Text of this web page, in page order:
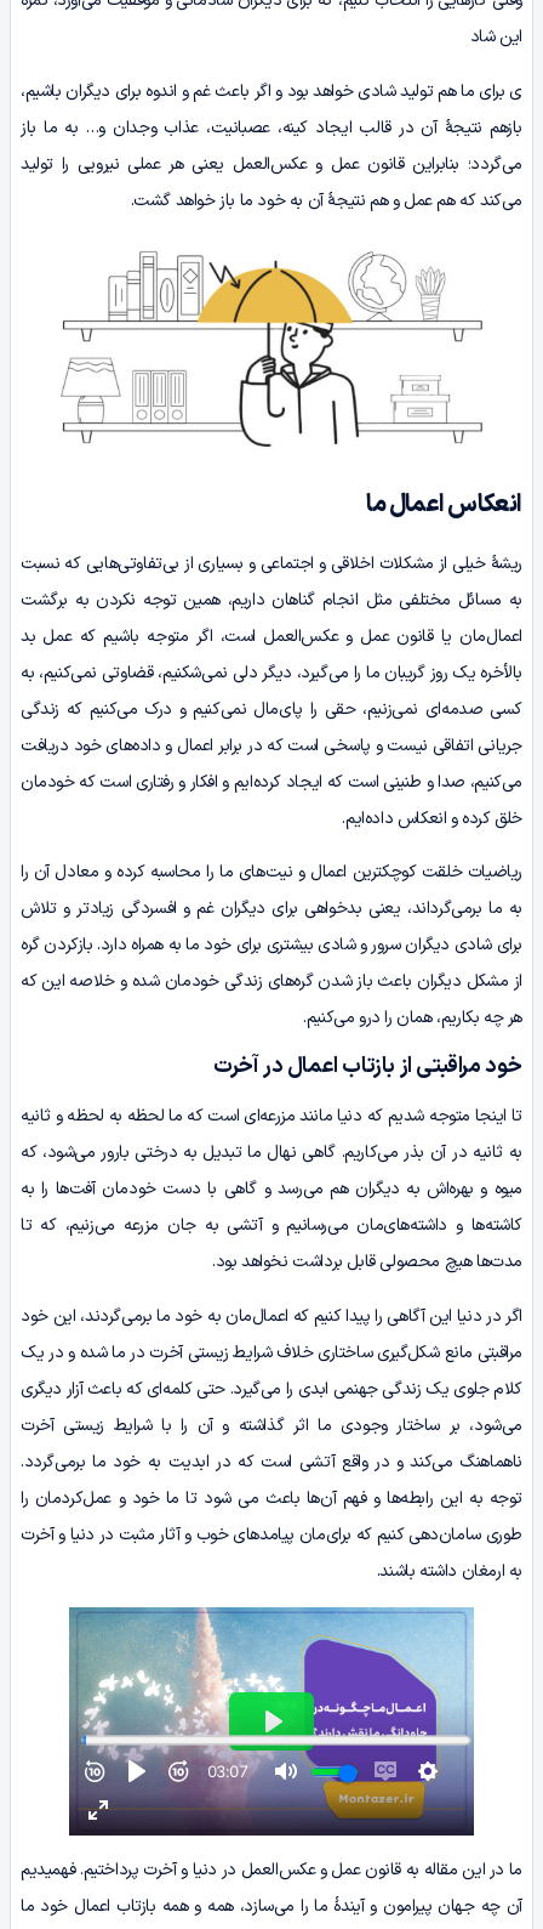
این شاد
ی برای ما هم تولید شادی خواهد بود و اگر باعث غم و اندوه برای دیگران باشیم،
بازهم نتیجۀ آن در قالب ایجاد کینه، عصبانیت، عذاب وجدان و… به ما باز
می‌گردد؛ بنابراین قانون عمل و عکس‌العمل یعنی هر عملی نیرویی را تولید
می‌کند که هم عمل و هم نتیجۀ آن به خود ما باز خواهد گشت.
انعکاس اعمال ما
ریشۀ خیلی از مشکلات اخلاقى و اجتماعى و بسیارى از بى‌تفاوتى‌هایی که نسبت
به مسائل مختلفی مثل انجام گناهان داریم، همین توجه نکردن به برگشت
اعمال‌مان یا قانون عمل و عکس‌العمل است، اگر متوجه باشیم که عمل بد
بالأخره یک روز گریبان‌ ما را می‌گیرد، دیگر دلی نمی‌شکنیم، قضاوتی نمی‌کنیم، به
کسی صدمه‌ای نمی‌زنیم، حقی را پای‌مال نمی‌کنیم و درک می‌کنیم که زندگی
جریانی اتفاقی نیست و پاسخی است که در برابر اعمال و داده‌های خود دریافت
می‌کنیم، صدا و طنینی است که ایجاد کرده‌ایم و افکار و رفتاری است که خودمان
خلق کرده‌ و انعکاس داده‌ایم.
ریاضیات خلقت کوچکترین اعمال و نیت‌های ما را محاسبه کرده و معادل آن را
به ما برمی‌گرداند، یعنی بدخواهی برای دیگران غم و افسردگی زیادتر و تلاش
برای شادی دیگران سرور و شادی بیشتری برای خود ما به همراه دارد. بازکردن گره
از مشکل دیگران باعث باز شدن گره‌های زندگی خودمان شده و خلاصه این که
هر چه بکاریم، همان را درو می‌کنیم.
خود مراقبتی از بازتاب اعمال در آخرت
تا اینجا متوجه شدیم که دنیا مانند مزرعه‌ای است که ما لحظه به لحظه و ثانیه
به ثانیه در آن بذر می‌کاریم. گاهی نهال ما تبدیل به درختی بارور می‌شود، که
میوه و بهره‌اش به دیگران هم می‌رسد و گاهی با دست خودمان آفت‌ها را به
کاشته‌ها و داشته‌های‌مان می‌رسانیم و آتشی به جان مزرعه می‌زنیم، که تا
مدت‌ها هیچ محصولی قابل برداشت نخواهد بود.
اگر در دنیا این آگاهی را پیدا کنیم که اعمال‌مان به خود ما برمی‌گردند، این خود
مراقبتی مانع شکل‌گیری ساختاری خلاف شرایط زیستی آخرت در ما شده و در یک
کلام جلوی یک زندگی جهنمی ابدی را می‌گیرد. حتی کلمه‌ای که باعث آزار دیگری
می‌شود، بر ساختار وجودی ما اثر گذاشته و آن را با شرایط زیستی آخرت
ناهماهنگ می‌کند و در واقع آتشی است که در ابدیت به خود ما برمی‌گردد.
توجه به این رابطه‌ها و فهم آن‌ها باعث می شود تا ما خود و عمل‌کردمان را
طوری سامان‌دهی کنیم که برای‌مان پیامدهای خوب و آثار مثبت در دنیا و آخرت
به ارمغان داشته باشند.
ما در این مقاله به قانون عمل و عکس‌العمل در دنیا و آخرت پرداختیم. فهمیدیم
آن چه جهان پیرامون و آیندۀ ما را می‌سازد، همه و همه بازتاب اعمال خود ما